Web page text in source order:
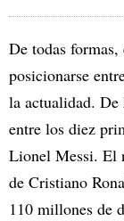
De todas
posicionarse
la actualidad. De
entre los diez
Lionel Messi. El
de Cristiano
110 millones de